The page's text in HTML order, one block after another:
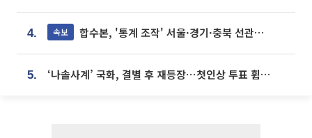
4. 속보 합수본, '통계 조작' 서울·경기·충북 선관위 등 추가 압수수색
5. ‘나솔사계’ 국화, 결별 후 재등장⋯첫인상 투표 휩쓸고 ‘인기녀’ 등극